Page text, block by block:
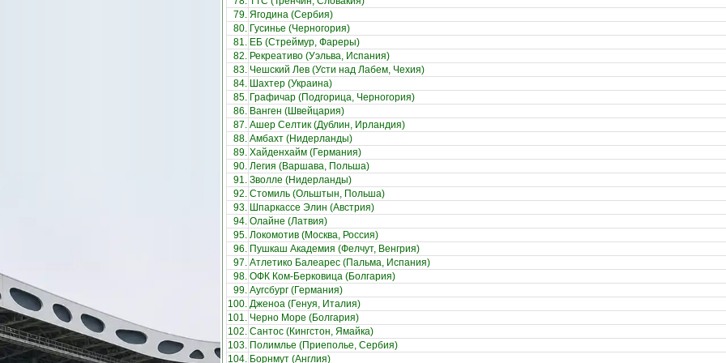
79. Ягодина (Сербия)
80. Гусинье (Черногория)
81. ЕБ (Стреймур, Фареры)
82. Рекреативо (Уэльва, Испания)
83. Чешский Лев (Усти над Лабем, Чехия)
84. Шахтер (Украина)
85. Графичар (Подгорица, Черногория)
86. Ванген (Швейцария)
87. Ашер Селтик (Дублин, Ирландия)
88. Амбахт (Нидерланды)
89. Хайденхайм (Германия)
90. Легия (Варшава, Польша)
91. Зволле (Нидерланды)
92. Стомиль (Ольштын, Польша)
93. Шпаркассе Элин (Австрия)
94. Олайне (Латвия)
95. Локомотив (Москва, Россия)
96. Пушкаш Академия (Фелчут, Венгрия)
97. Атлетико Балеарес (Пальма, Испания)
98. ОФК Ком-Берковица (Болгария)
99. Аугсбург (Германия)
100. Дженоа (Генуя, Италия)
101. Черно Море (Болгария)
102. Сантос (Кингстон, Ямайка)
103. Полимлье (Приеполье, Сербия)
104. Борнмут (Англия)